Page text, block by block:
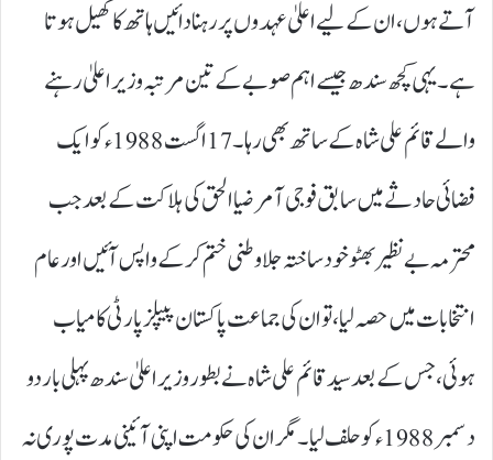
آتے ہوں، ان کے لیے اعلیٰ عہدوں پر رہنا دائیں ہاتھ کا کھیل ہوتا
ہے۔ یہی کچھ سندھ جیسے اہم صوبے کے تین مرتبہ وزیراعلیٰ رہنے
والے قائم علی شاہ کے ساتھ بھی رہا۔17 اگست 1988ء کو ایک
فضائی حادثے میں سابق فوجی آمر ضیاالحق کی ہلاکت کے بعد جب
محترمہ بے نظیر بھٹو خود ساختہ جلاوطنی ختم کرکے واپس آئیں اور عام
انتخابات میں حصہ لیا، تو ان کی جماعت پاکستان پیپلز پارٹی کامیاب
ہوئی، جس کے بعد سید قائم علی شاہ نے بطور وزیراعلیٰ سندھ پہلی بار دو
دسمبر 1988ء کو حلف لیا۔ مگر ان کی حکومت اپنی آئینی مدت پوری نہ